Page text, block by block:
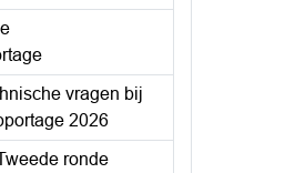
vragen bij
2026
ronde